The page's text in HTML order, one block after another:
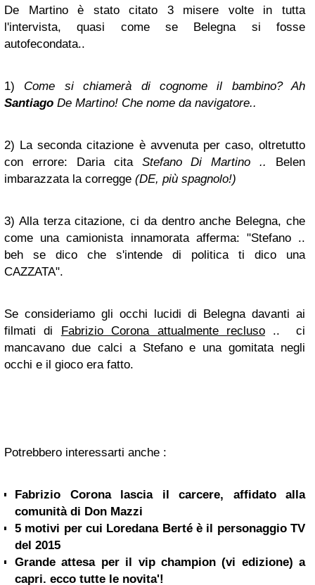
De Martino è stato citato 3 misere volte in tutta
l'intervista, quasi come se Belegna si fosse
autofecondata..
1) Come si chiamerà di cognome il bambino? Ah
Santiago De Martino! Che nome da navigatore..
2) La seconda citazione è avvenuta per caso, oltretutto
con errore: Daria cita Stefano Di Martino .. Belen
imbarazzata la corregge (DE, più spagnolo!)
3) Alla terza citazione, ci da dentro anche Belegna, che
come una camionista innamorata afferma: "Stefano ..
beh se dico che s'intende di politica ti dico una
CAZZATA".
Se consideriamo gli occhi lucidi di Belegna davanti ai
filmati di Fabrizio Corona attualmente recluso.. ci
mancavano due calci a Stefano e una gomitata negli
occhi e il gioco era fatto.
Potrebbero interessarti anche :
Fabrizio Corona lascia il carcere, affidato alla
comunità di Don Mazzi
5 motivi per cui Loredana Berté è il personaggio TV
del 2015
Grande attesa per il vip champion (vi edizione) a
capri. ecco tutte le novita'!